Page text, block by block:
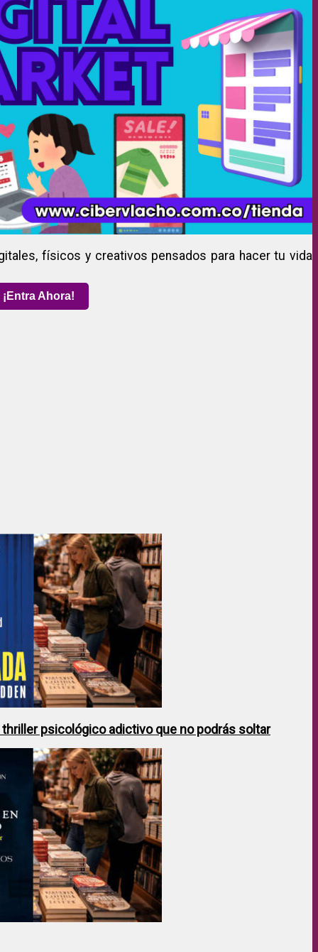
físicos y creativos pensados para hacer tu vida
¡Entra Ahora!
thriller psicológico adictivo que no podrás soltar